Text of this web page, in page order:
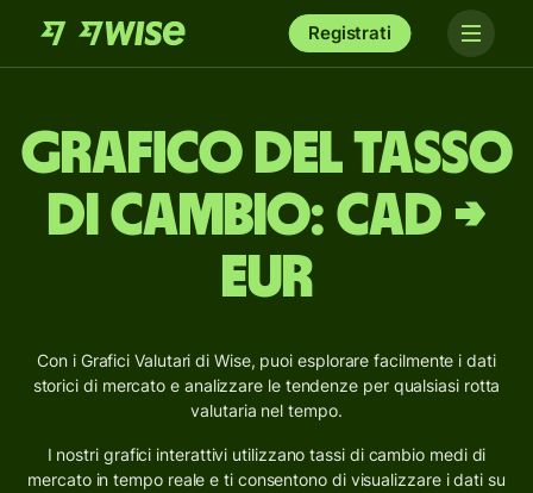
Registrati
Grafico del tasso
di cambio: CAD →
EUR
Con i Grafici Valutari di Wise, puoi esplorare facilmente i dati
storici di mercato e analizzare le tendenze per qualsiasi rotta
valutaria nel tempo.
I nostri grafici interattivi utilizzano tassi di cambio medi di
mercato in tempo reale e ti consentono di visualizzare i dati su